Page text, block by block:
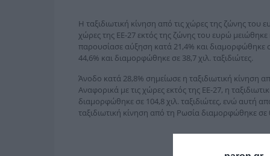
Η ταξιδιωτική κίνηση από τις χώρες της ζώνης του
χώρες της ΕΕ-27 εκτός της ζώνης του ευρώ
παρουσίασε αύξηση κατά 21,4% και διαμορφώθηκε
44,6% και διαμορφώθηκε σε 38,7 χιλ. ταξιδιώτες.
Άνοδο κατά 28,8% σημείωσε η ταξιδιωτική κίνηση
Αναφορικά με τις χώρες εκτός της ΕΕ-27, η
διαμορφώθηκε σε 104,8 χιλ. ταξιδιώτες, ενώ αυτή
ταξιδιωτική κίνηση από τη Ρωσία διαμορφώθηκε σε